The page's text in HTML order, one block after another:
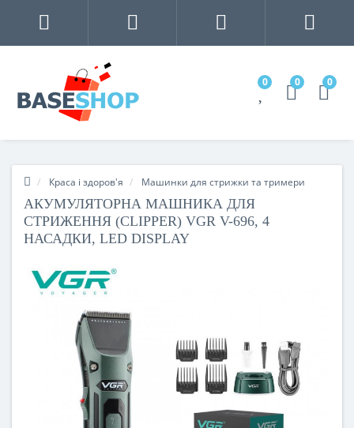
0 0 0
Краса і здоров'я Машинки для стрижки та тримери
АКУМУЛЯТОРНА МАШНИКА ДЛЯ
СТРИЖЕННЯ (CLIPPER) VGR V-696, 4
НАСАДКИ, LED DISPLAY